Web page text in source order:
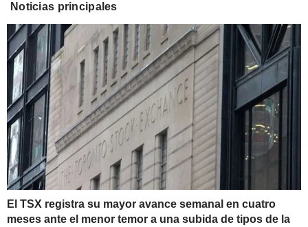
Noticias principales
El TSX registra su mayor avance semanal en cuatro
meses ante el menor temor a una subida de tipos de la